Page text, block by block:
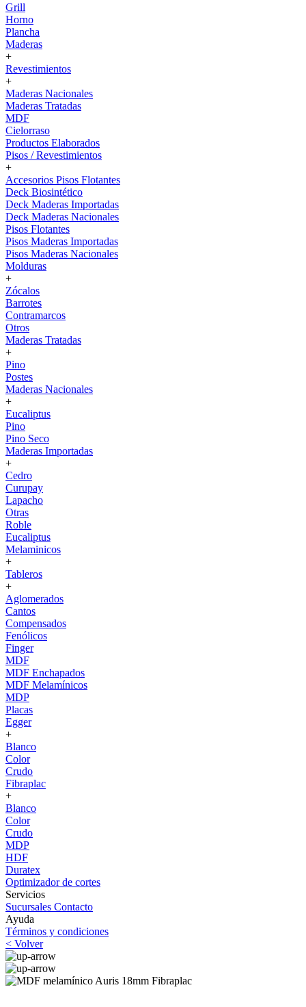
Grill
Horno
Plancha
Maderas
+
Revestimientos
+
Maderas Nacionales
Maderas Tratadas
MDF
Cielorraso
Productos Elaborados
Pisos / Revestimientos
+
Accesorios Pisos Flotantes
Deck Biosintético
Deck Maderas Importadas
Deck Maderas Nacionales
Pisos Flotantes
Pisos Maderas Importadas
Pisos Maderas Nacionales
Molduras
+
Zócalos
Barrotes
Contramarcos
Otros
Maderas Tratadas
+
Pino
Postes
Maderas Nacionales
+
Eucaliptus
Pino
Pino Seco
Maderas Importadas
+
Cedro
Curupay
Lapacho
Otras
Roble
Eucaliptus
Melaminicos
+
Tableros
+
Aglomerados
Cantos
Compensados
Fenólicos
Finger
MDF
MDF Enchapados
MDF Melamínicos
MDP
Placas
Egger
+
Blanco
Color
Crudo
Fibraplac
+
Blanco
Color
Crudo
MDP
HDF
Duratex
Optimizador de cortes
Servicios
Sucursales Contacto
Ayuda
Términos y condiciones
< Volver